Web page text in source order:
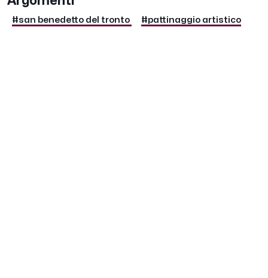
#san benedetto del tronto #pattinaggio artistico